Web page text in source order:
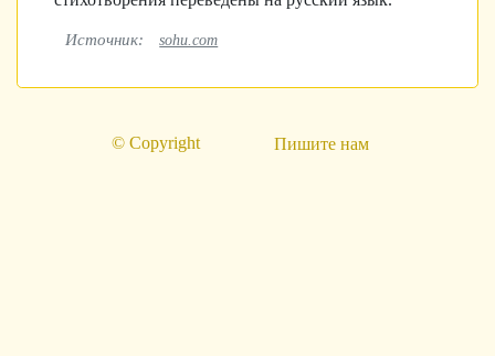
Источник: sohu.com
© Copyright Пишите нам